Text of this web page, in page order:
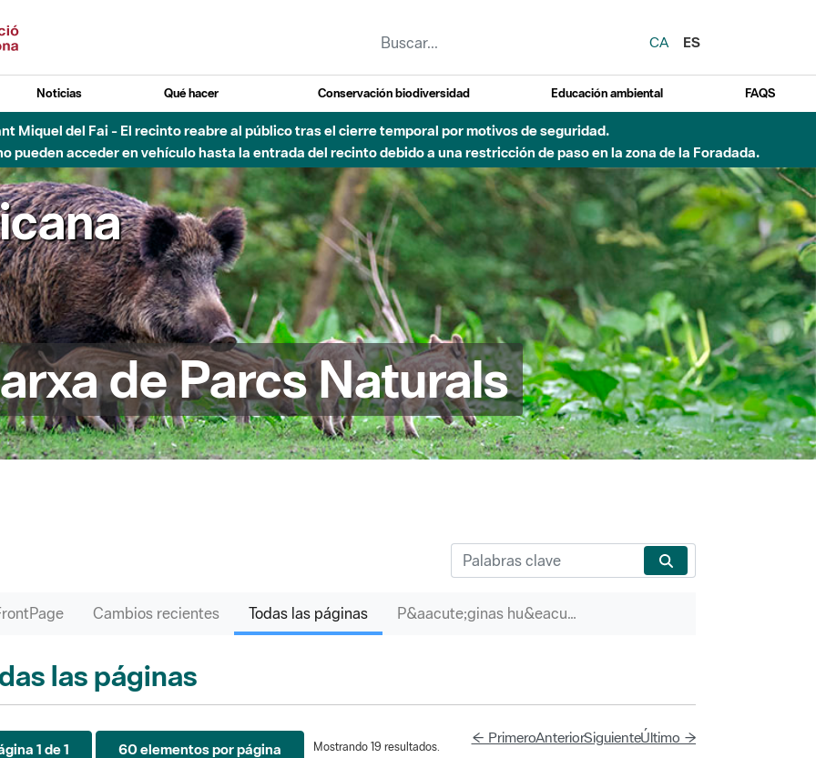
CA
ES
Noticias Qué hacer Conservación biodiversidad Educación ambiental FAQS
- Sant Llorenç-Obac - Nivel 3 del Plan Alfa (peligro muy alto de incendio)
de Parcs Naturals
1 de 1 60 elementos por página